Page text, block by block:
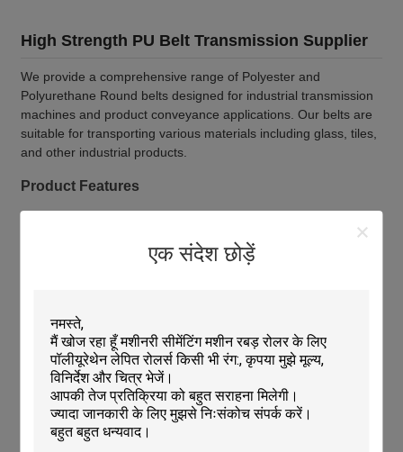
एक संदेश छोड़ें
High Strength PU Belt Transmission Supplier
We provide a comprehensive range of Polyester and
Polyurethane Round belts designed for industrial transmission
machines and product conveyance applications. Our belts are
suitable for transporting various materials including glass, tiles,
and other industrial products.
Product Features
Outstanding abrasion resistance
High tensile and tear strength
Resistance to oils, fuels, and oxygen
Available with smooth or rough surfaces
Reinforced with polyester, nylon, or fibers
Can be welded to form O-rings
Supplied with connecting tools and accessories
Applications